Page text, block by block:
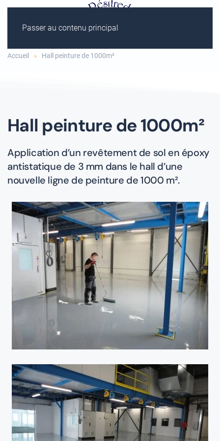
Passer au contenu principal
Accueil Hall peinture de 1000m²
Hall peinture de 1000m²
Application d’un revêtement de sol en époxy
antistatique de 3 mm dans le hall d’une
nouvelle ligne de peinture de 1000 m².
Voir
Voir